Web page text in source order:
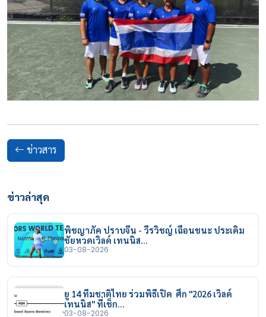
ข่าวสาร
ข่าวล่าสุด
พิชญาภัค ปราบจีน - วีรวิชญ์ เฉือนชนะ ประเดิม
ชัยหวดเวิลด์ เทนนิส…
03-08-2026
ยู 14 ทีมชาติไทย ร่วมพิธีเปิด ศึก "2026 เวิลด์
เทนนิส" ที่เช็ก…
03-08-2026